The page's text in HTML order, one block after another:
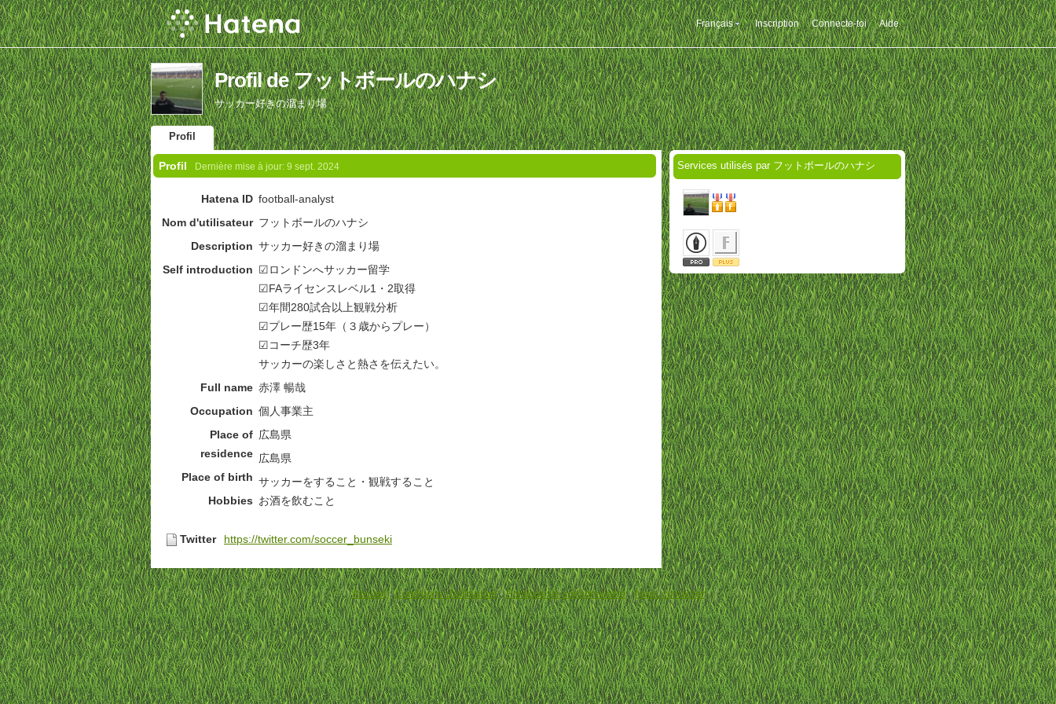
Français Inscription Connecte-toi Aide
Profil de フットボールのハナシ
サッカー好きの溜まり場
Profil
Profil Dernière mise à jour: 9 sept. 2024
Hatena ID football-analyst
Nom d'utilisateur フットボールのハナシ
Description サッカー好きの溜まり場
Self introduction ☑︎ロンドンへサッカー留学
☑︎FAライセンスレベル1・2取得
☑︎年間280試合以上観戦分析
☑︎プレー歴15年（３歳からプレー）
☑︎コーチ歴3年
サッカーの楽しさと熱さを伝えたい。
Full name 赤澤 暢哉
Occupation 個人事業主
Place of
residence
広島県
Place of birth
広島県
Hobbies
サッカーをすること・観戦すること
お酒を飲むこと
Twitter https://twitter.com/soccer_bunseki
Services utilisés par フットボールのハナシ
Accueil-Conditions d'utilisation-Politique de confidentialité-Nous contacter